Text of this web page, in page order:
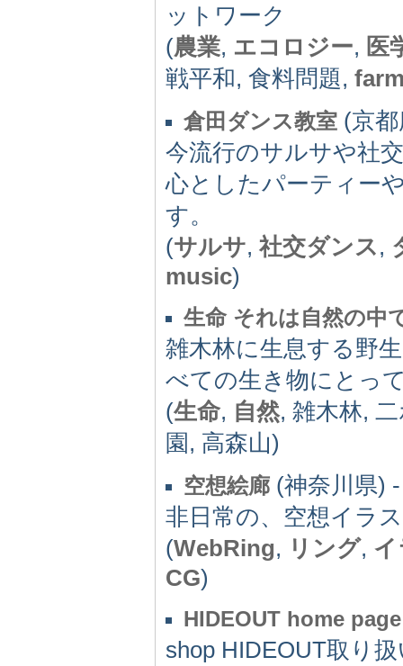
ットワーク
(農業, エコロジー, 医
戦平和, 食料問題,
倉田ダンス教室 (京
今流行のサルサや社
心としたパーティー
す。
(サルサ, 社交ダンス,
music)
生命 それは自然の中
雑木林に生息する野
べての生き物にとっ
(生命, 自然, 雑木林,
園, 高森山)
空想絵廊 (神奈川県) -
非日常の、空想イラ
(WebRing, リング,
CG)
HIDEOUT home page
shop HIDEOUT取り